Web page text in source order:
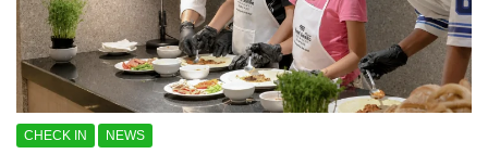
CHECK IN NEWS